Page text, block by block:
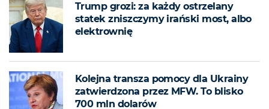
Trump grozi: za każdy ostrzelany
statek zniszczymy irański most, albo
elektrownię
Kolejna transza pomocy dla Ukrainy
zatwierdzona przez MFW. To blisko
700 mln dolarów